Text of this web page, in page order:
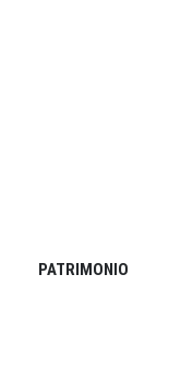
PATRIMONIO